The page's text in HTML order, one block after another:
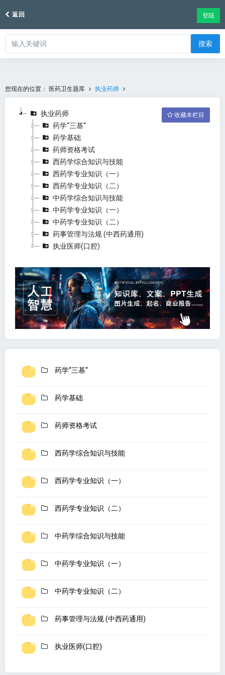
返回 登陆
搜索
您现在的位置： 医药卫生题库 执业药师
收藏本栏目
执业药师
药学“三基“
药学基础
药师资格考试
西药学综合知识与技能
西药学专业知识（一）
西药学专业知识（二）
中药学综合知识与技能
中药学专业知识（一）
中药学专业知识（二）
药事管理与法规 (中西药通用)
执业医师(口腔)
药学“三基“
药学基础
药师资格考试
西药学综合知识与技能
西药学专业知识（一）
西药学专业知识（二）
中药学综合知识与技能
中药学专业知识（一）
中药学专业知识（二）
药事管理与法规 (中西药通用)
执业医师(口腔)